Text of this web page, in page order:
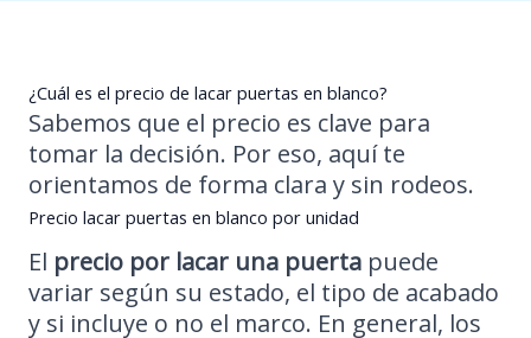
¿Cuál es el precio de lacar puertas en blanco?
Sabemos que el precio es clave para
tomar la decisión. Por eso, aquí te
orientamos de forma clara y sin rodeos.
Precio lacar puertas en blanco por unidad
El precio por lacar una puerta puede
variar según su estado, el tipo de acabado
y si incluye o no el marco. En general, los